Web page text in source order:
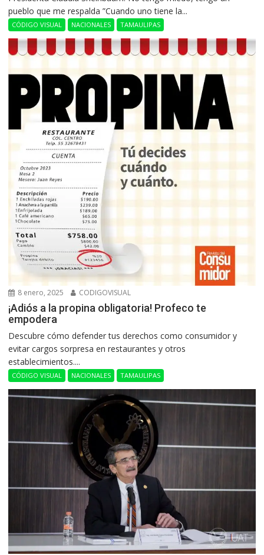
pueblo que me respalda ”Cuando uno tiene la...
CÓDIGO VISUAL NACIONALES TAMAULIPAS
8 enero, 2025 CODIGOVISUAL
¡Adiós a la propina obligatoria! Profeco te
empodera
Descubre cómo defender tus derechos como consumidor y
evitar cargos sorpresa en restaurantes y otros
establecimientos....
CÓDIGO VISUAL NACIONALES TAMAULIPAS